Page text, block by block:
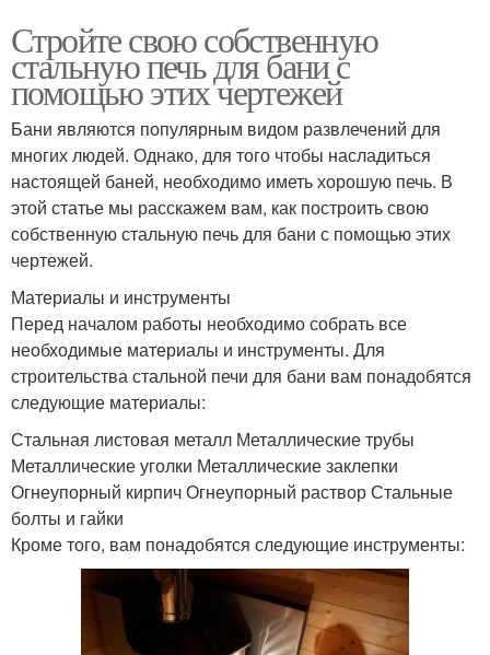
Стройте свою собственную
стальную печь для бани с
помощью этих чертежей
Бани являются популярным видом развлечений для
многих людей. Однако, для того чтобы насладиться
настоящей баней, необходимо иметь хорошую печь. В
этой статье мы расскажем вам, как построить свою
собственную стальную печь для бани с помощью этих
чертежей.
Материалы и инструменты
Перед началом работы необходимо собрать все
необходимые материалы и инструменты. Для
строительства стальной печи для бани вам понадобятся
следующие материалы:
Стальная листовая металл Металлические трубы
Металлические уголки Металлические заклепки
Огнеупорный кирпич Огнеупорный раствор Стальные
болты и гайки
Кроме того, вам понадобятся следующие инструменты: